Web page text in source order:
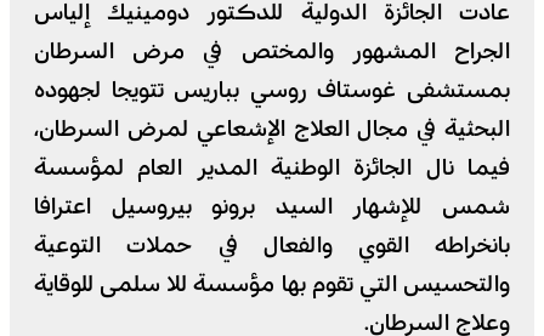
عادت الجائزة الدولية للدكتور دومينيك إلياس
الجراح المشهور والمختص في مرض السرطان
بمستشفى غوستاف روسي بباريس تتويجا لجهوده
البحثية في مجال العلاج الإشعاعي لمرض السرطان،
فيما نال الجائزة الوطنية المدير العام لمؤسسة
شمس للإشهار السيد برونو بيروسيل اعترافا
بانخراطه القوي والفعال في حملات التوعية
والتحسيس التي تقوم بها مؤسسة للا سلمى للوقاية
وعلاج السرطان.